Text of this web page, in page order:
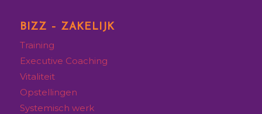
BIZZ – ZAKELIJK
Training
Executive Coaching
Vitaliteit
Opstellingen
Systemisch werk